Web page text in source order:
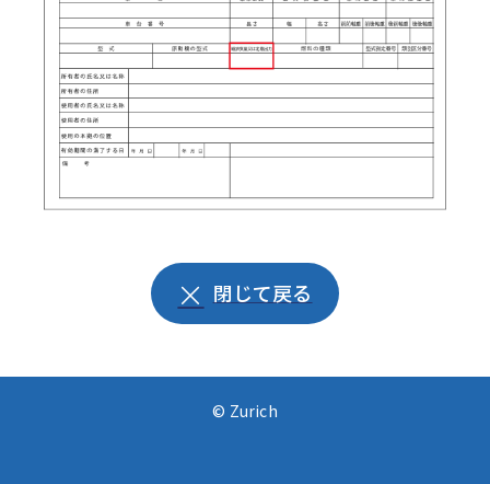
閉じて戻る
© Zurich